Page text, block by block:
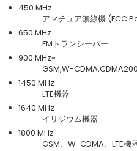
450 MHz
アマチュア無線機 (FCC
650 MHz
FMトランシーバー
900 MHz~
GSM,W-
1450 MHz
LTE機器
1640 MHz
イリジウム機器
1800 MHz
GSM、W-CDMA、LTE機